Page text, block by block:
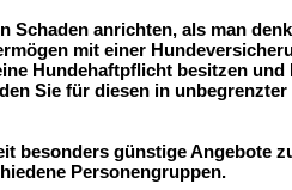
Schaden anrichten, als man
mit einer
Hundehaftpflicht besitzen und
Sie für diesen in unbegrenzter
besonders günstige Angebote
Personengruppen.